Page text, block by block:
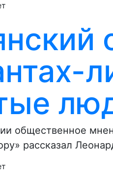
общественное
рассказал